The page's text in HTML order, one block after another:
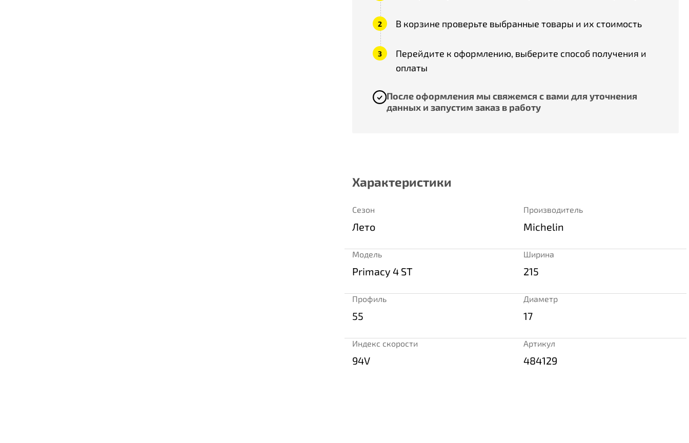
В корзине проверьте выбранные товары и их стоимость
Перейдите к оформлению, выберите способ получения и
оплаты
После оформления мы свяжемся с вами для уточнения
данных и запустим заказ в работу
Характеристики
Сезон
Лето
Производитель
Michelin
Модель
Primacy 4 ST
Ширина
215
Профиль
55
Диаметр
17
Индекс скорости
94V
Артикул
484129